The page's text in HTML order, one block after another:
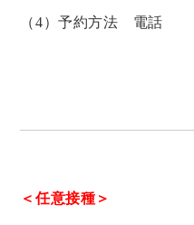
（4）予約方法 電話
＜任意接種＞